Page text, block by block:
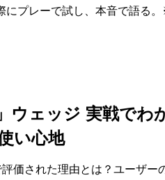
にプレーで試し、本音で語る
ウェッジ 実戦でわ
い心地
価された理由とは？ユーザー